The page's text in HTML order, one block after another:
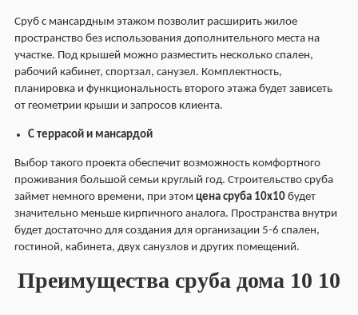
Сруб с мансардным этажом позволит расширить жилое
пространство без использования дополнительного места на
участке. Под крышей можно разместить несколько спален,
рабочий кабинет, спортзал, санузел. Комплектность,
планировка и функциональность второго этажа будет зависеть
от геометрии крыши и запросов клиента.
С террасой и мансардой
Выбор такого проекта обеспечит возможность комфортного
проживания большой семьи круглый год. Строительство сруба
займет немного времени, при этом цена сруба 10х10будет
значительно меньше кирпичного аналога. Пространства внутри
будет достаточно для создания для организации 5-6 спален,
гостиной, кабинета, двух санузлов и других помещений.
Преимущества сруба дома 10 10